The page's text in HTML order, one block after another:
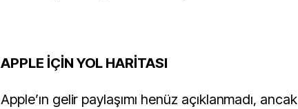
APPLE İÇİN YOL HARİTASI
Apple’ın gelir paylaşımı henüz açıklanmadı, ancak